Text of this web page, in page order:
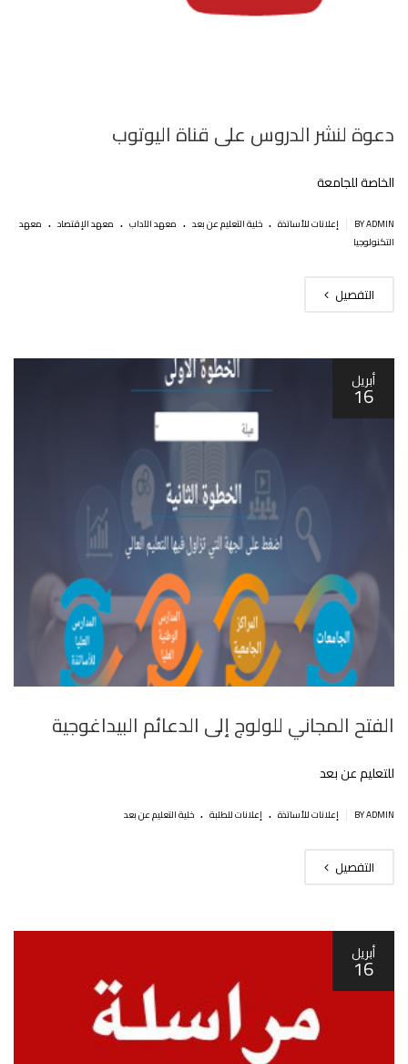
دعوة لنشر الدروس على قناة اليوتوب
الخاصة للجامعة
BY ADMIN إعلانات للأساتذة . خلية التعليم عن بعد . معهد الآداب . معهد الإقتصاد . معهد
التكنولوجيا
التفصيل
أبريل
16
الفتح المجاني للولوج إلى الدعائم البيداغوجية
للتعليم عن بعد
BY ADMIN إعلانات للأساتذة . إعلانات للطلبة . خلية التعليم عن بعد
التفصيل
أبريل
16